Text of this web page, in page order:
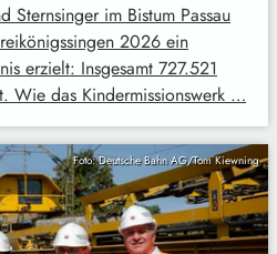
Sternsinger im Bistum Passau
2026 ein
erzielt: Insgesamt 727.521
Wie das Kindermissionswerk …
Foto: Deutsche Bahn AG/Tom Kiewning